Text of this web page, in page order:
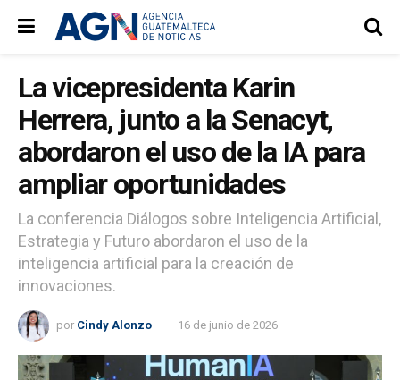
La vicepresidenta Karin
Herrera, junto a la Senacyt,
abordaron el uso de la IA para
ampliar oportunidades
La conferencia Diálogos sobre Inteligencia Artificial,
Estrategia y Futuro abordaron el uso de la
inteligencia artificial para la creación de
innovaciones.
por Cindy Alonzo 16 de junio de 2026